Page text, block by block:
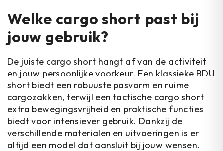
Welke cargo short past bij
jouw gebruik?
De juiste cargo short hangt af van de activiteit
en jouw persoonlijke voorkeur. Een klassieke BDU
short biedt een robuuste pasvorm en ruime
cargozakken, terwijl een tactische cargo short
extra bewegingsvrijheid en praktische functies
biedt voor intensiever gebruik. Dankzij de
verschillende materialen en uitvoeringen is er
altijd een model dat aansluit bij jouw wensen.